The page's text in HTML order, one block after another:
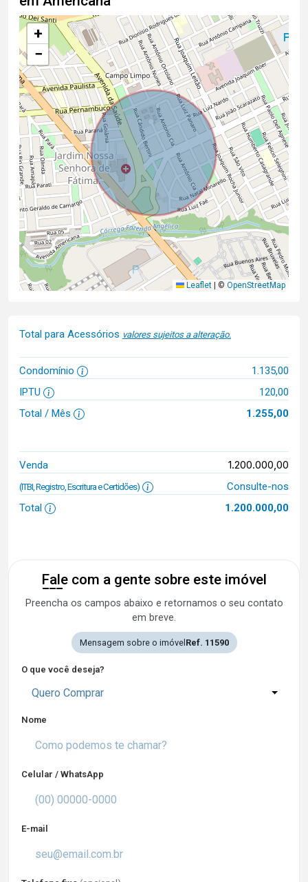
+
−
Leaflet © OpenStreetMap
Total para Acessórios valores sujeitos a alteração.
Condomínio
1.135,00
IPTU
120,00
Total / Mês
1.255,00
Venda 1.200.000,00
(ITBI, Registro, Escritura e Certidões)
Consulte-nos
Total
1.200.000,00
Fale com a gente sobre este imóvel
Preencha os campos abaixo e retornamos o seu contato
em breve.
Mensagem sobre o imóvel Ref. 11590
O que você deseja?
Quero Comprar
Nome
Celular / WhatsApp
E-mail